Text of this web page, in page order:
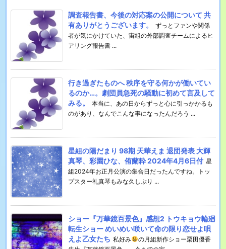
調査報告書、今後の対応案の公開について 共
有ありがとうございます。
ずっとファンや関係
者が気にかけていた、宙組の外部調査チームによるヒ
アリング報告書 ...
行き過ぎたものへ 秩序を守る何かが働いてい
るのか…。劇団員急死の騒動に初めて言及して
みる。
本当に、あの日からずっと心に引っかかるも
のがあり、なんでこんな事になったんだろう ...
星組の陽だまり 98期 天華えま 退団発表 大輝
真琴、彩園ひな、侑蘭粋 2024年4月6日付 星
組2024年お正月公演の集合日だったんですね。トッ
プスター礼真琴もみな久しぶり ...
ショー『万華鏡百景色』感想2 トウキョウ輪廻
転生ショー めいめい咲いて命の限り恋せよ唄
えよ乙女たち 私好み
の月組新作ショー栗田優香